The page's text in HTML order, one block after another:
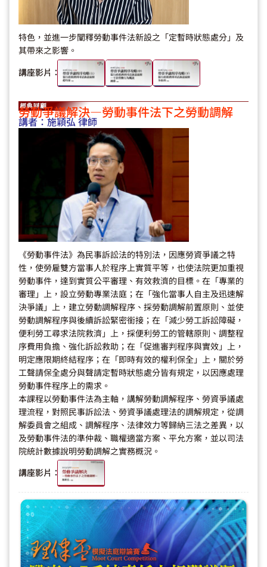
特色，並進一步闡釋勞動事件法新設之「定暫時狀態處分」及
其帶來之影響。
講座影片：
勞動爭議解決—勞動事件法下之勞動調解
講者：施穎弘 律師
《勞動事件法》為民事訴訟法的特別法，因應勞資爭議之特
性，使勞雇雙方當事人於程序上實質平等，也使法院更加重視
勞動事件，達到實質公平審理、有效救濟的目標。在「專業的
審理」上，設立勞動專業法庭；在「強化當事人自主及迅速解
決爭議」上，建立勞動調解程序、採勞動調解前置原則、並使
勞動調解程序與後續訴訟緊密銜接；在「減少勞工訴訟障礙，
便利勞工尋求法院救濟」上，採便利勞工的管轄原則、調整程
序費用負擔、強化訴訟救助；在「促進審判程序與實效」上，
明定應限期終結程序；在「即時有效的權利保全」上，關於勞
工聲請保全處分與聲請定暫時狀態處分皆有規定，以因應處理
勞動事件程序上的需求。
本課程以勞動事件法為主軸，講解勞動調解程序、勞資爭議處
理流程，對照民事訴訟法、勞資爭議處理法的調解規定，從調
解委員會之組成、調解程序、法律效力等歸納三法之差異，以
及勞動事件法的準仲裁、職權適當方案、平允方案，並以司法
院統計數據說明勞動調解之實務概況。
講座影片：